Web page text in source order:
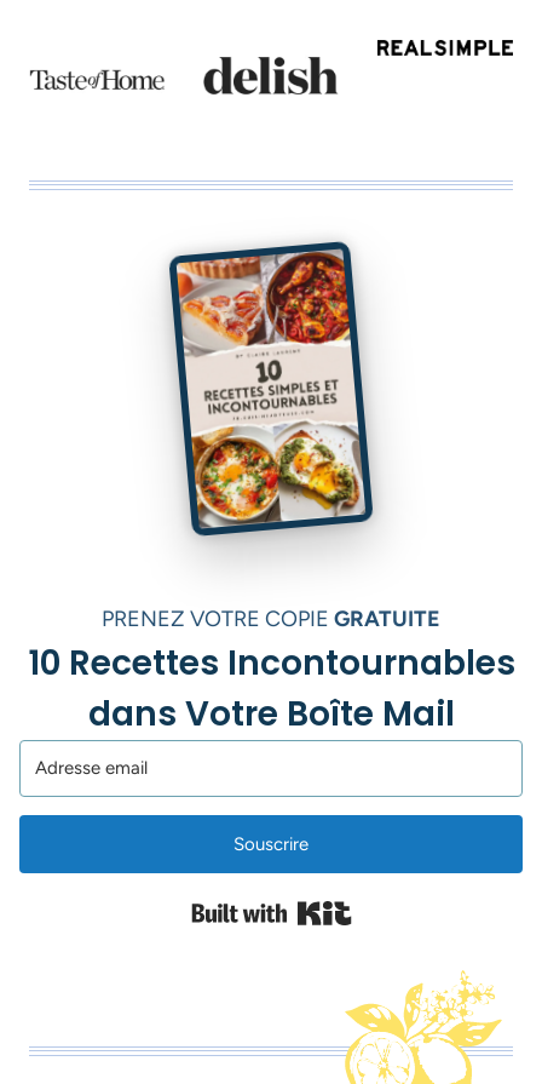
PRENEZ VOTRE COPIE GRATUITE
10 Recettes Incontournables
dans Votre Boîte Mail
Souscrire
Built with Kit